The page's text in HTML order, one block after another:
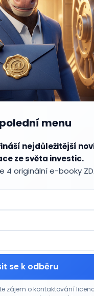
menu
nejdůležitější
ze světa investic.
originální e-booky
se k odběru
zájem o kontaktování
T-Mobile, AT&T